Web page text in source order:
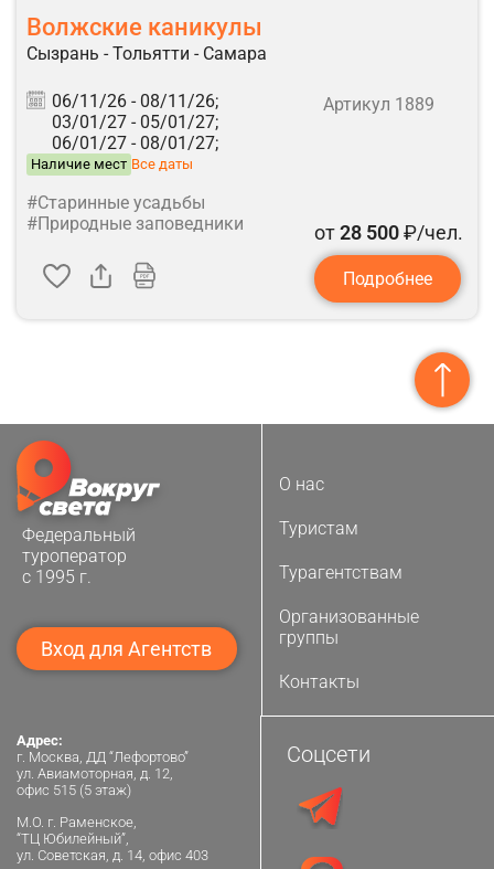
Волжские каникулы
Сызрань - Тольятти - Самара
06/11/26 - 08/11/26;
03/01/27 - 05/01/27;
06/01/27 - 08/01/27;
Наличие мест Все даты
Артикул 1889
#Старинные усадьбы
#Природные заповедники
от28 500₽/чел.
Подробнее
Федеральный
туроператор
с 1995 г.
Вход для Агентств
О нас
Туристам
Турагентствам
Организованные
группы
Контакты
Адрес:
г. Москва, ДД “Лефортово”
ул. Авиамоторная, д. 12,
офис 515 (5 этаж)
М.О. г. Раменское,
“ТЦ Юбилейный”,
ул. Советская, д. 14, офис 403
Соцсети